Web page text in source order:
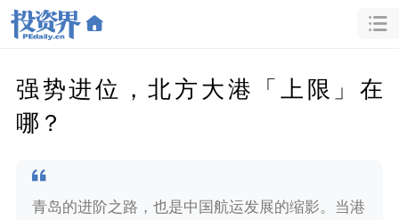
强势进位，北方大港「上限」在
哪？
青岛的进阶之路，也是中国航运发展的缩影。当港